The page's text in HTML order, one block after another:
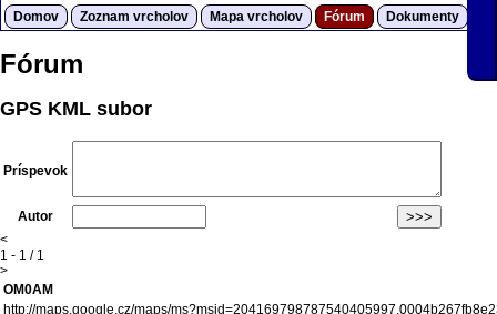
Domov Zoznam vrcholov Mapa vrcholov Fórum Dokumenty
Fórum
GPS KML subor
Príspevok
Autor
<
1 - 1 / 1
>
OM0AM
http://maps.google.cz/maps/